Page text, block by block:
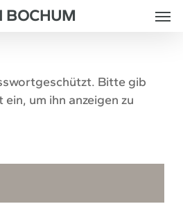
BOCHUM
Bitte gib
um ihn anzeigen zu